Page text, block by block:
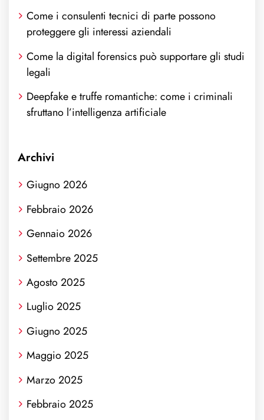
Come i consulenti tecnici di parte possono
proteggere gli interessi aziendali
Come la digital forensics può supportare gli studi
legali
Deepfake e truffe romantiche: come i criminali
sfruttano l’intelligenza artificiale
Archivi
Giugno 2026
Febbraio 2026
Gennaio 2026
Settembre 2025
Agosto 2025
Luglio 2025
Giugno 2025
Maggio 2025
Marzo 2025
Febbraio 2025